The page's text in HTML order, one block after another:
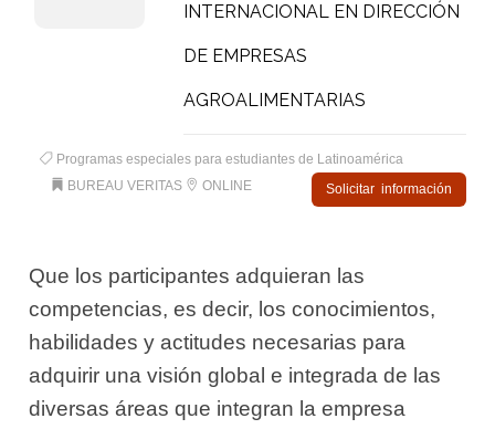
INTERNACIONAL EN DIRECCIÓN
DE EMPRESAS
AGROALIMENTARIAS
Programas especiales para estudiantes de Latinoamérica
BUREAU VERITAS
ONLINE Solicitar información
Que los participantes adquieran las
competencias, es decir, los conocimientos,
habilidades y actitudes necesarias para
adquirir una visión global e integrada de las
diversas áreas que integran la empresa